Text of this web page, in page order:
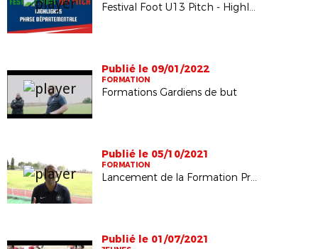
Festival Foot U13 Pitch - Highlights phase départementale
Publié le 09/01/2022
FORMATION
Formations Gardiens de but
Publié le 05/10/2021
FORMATION
Lancement de la Formation Professionnelle Continue (FPC)
Publié le 01/07/2021